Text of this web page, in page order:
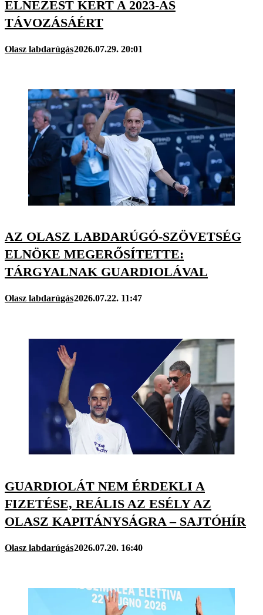
ELNÉZÉST KÉRT A 2023-AS
TÁVOZÁSÁÉRT
Olasz labdarúgás2026.07.29. 20:01
AZ OLASZ LABDARÚGÓ-SZÖVETSÉG
ELNÖKE MEGERŐSÍTETTE:
TÁRGYALNAK GUARDIOLÁVAL
Olasz labdarúgás2026.07.22. 11:47
GUARDIOLÁT NEM ÉRDEKLI A
FIZETÉSE, REÁLIS AZ ESÉLY AZ
OLASZ KAPITÁNYSÁGRA – SAJTÓHÍR
Olasz labdarúgás2026.07.20. 16:40